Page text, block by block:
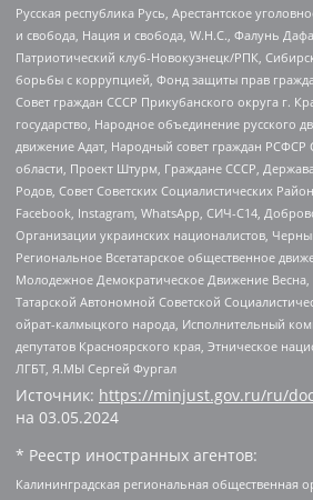
Русская республика Русь, Арестантское
и свобода, Нация и свобода, W.H.С., Фалунь
Патриотический клуб-Новокузнецк/РПК,
борьбы с коррупцией, Фонд защиты прав
Совет граждан СССР Прикубанского округа г.
государство, Народное объединение русского
движение Адат, Народный совет граждан РСФСР
области, Проект Штурм, Граждане СССР,
Родов, Совет Советских Социалистических
Facebook, Instagram, WhatsApp, СИЧ-С14,
Организации украинских националистов,
Региональное Всетатарское общественное
Молодежное Демократическое Движение
Татарской Автономной Советской
ойрат-калмыцкого народа, Исполнительный
депутатов Красноярского края, Этническое
ЛГБТ, Я.МЫ Сергей Фургал
Источник: https://minjust.gov.ru/ru/
на 03.05.2024
* Реестр иностранных агентов:
Калининградская региональная общественная организация "Экозащита!-Женсовет", Фонд содействия защите прав и свобод граждан "Общественный вердикт", Фонд "Институт Развития Свободы Информации", Частное учреждение "Информационное агентство МЕМО. РУ", Региональная общественная организация "Общественная комиссия по сохранению наследия академика Сахарова", Фонд поддержки свободы прессы, Санкт-Петербургская общественная правозащитная организация "Гражданский контроль", Межрегиональная общественная организация "Информационно-просветительский центр "Мемориал", Региональный Фонд "Центр Защиты Прав Средств Массовой Информации", с 05.12.2023 Фонд "Центр Защиты Прав Средств массовой информации", Региональная общественная благотворительная организация помощи беженцам и мигрантам "Гражданское содействие", Негосударственное образовательное учреждение дополнительного профессионального образования (повышение квалификации) специалистов "АКАДЕМИЯ ПО ПРАВАМ ЧЕЛОВЕКА", Свердловская региональная общественная организация "Сутяжник", Автономная некоммерческая организация "Центр независимых социологических исследований", Союз общественных объединений "Российский исследовательский центр по правам человека", Региональное общественное учреждение научно-информационный центр "МЕМОРИАЛ", Некоммерческая организация "Фонд защиты гласности", Автономная некоммерческая организация "Институт прав человека", Городская общественная организация "Екатеринбургское общество "МЕМОРИАЛ", Городская общественная организация "Рязанское историко-просветительское и правозащитное общество "Мемориал" (Рязанский Мемориал), Челябинский региональный орган общественной самодеятельности – женское общественное объединение "Женщины Евразии", Челябинский региональный орган общественной самодеятельности "Уральская правозащитная группа", Фонд содействия защите здоровья и социальной справедливости имени Андрея Рылькова, Автономная Некоммерческая Организация "Аналитический Центр Юрия Левады", Автономная некоммерческая организация социальной поддержки населения "Проект Апрель", Региональная общественная организация помощи женщинам и детям, находящимся в кризисной ситуации "Информационно-методический центр "Анна", Фонд содействия развитию массовых коммуникаций и правовому просвещению "Так-так-Так", Фонд содействия устойчивому развитию "Серебряная тайга", Свердловский региональный общественный фонд социальных проектов "Новое время", "Idel.Реалии", Кавказ.Реалии, Крым.Реалии, Телеканал Настоящее Время, Татаро-башкирская служба Радио Свобода (Azatliq Radiosi), Радио Свободная Европа/Радио Свобода (PCE/PC), "Сибирь.Реалии", "Фактограф", Благотворительный фонд помощи осужденным и их семьям, Автономная некоммерческая организация "Институт глобализации и социальных движений", Фонд "В защиту прав заключенных", Частное учреждение "Центр поддержки и содействия развитию средств массовой информации", Пензенский региональный общественный благотворительный фонд "Гражданский союз", "Север.Реалии", Некоммерческая организация Фонд "Правовая инициатива", Общество с ограниченной ответственностью "Радио Свободная Европа/Радио Свобода", Чешское информационное агентство "MEDIUM-ORIENT", Красноярская региональная общественная организация "Мы против СПИДа", Камалягин Денис Николаевич, Маркелов Сергей Евгеньевич, Пономарев Лев Александрович, Савицкая Людмила Алексеевна, Автономная некоммерческая организация "Центр по работе с проблемой насилия "НАСИЛИЮ.НЕТ", Межрегиональный профессиональный союз работников здравоохранения "Альянс врачей", Юридическое лицо, зарегистрированное в Латвийской Республике, SIA "Medusa Project" (регистрационный номер 40103797863, дата регистрации 10.06.2014), Некоммерческая организация "Фонд по борьбе с коррупцией", Автономная некоммерческая организация "Институт права и публичной политики", Баданин Роман Сергеевич, Гликин Максим Александрович, Железнова Мария Михайловна, Лукьянова Юлия Сергеевна, Маетная Елизавета Витальевна, Маняхин Петр Борисович, Чуракова Ольга Владимировна, Ярош Юлия Петровна, Юридическое лицо "The Insider SIA", зарегистрированное в Риге, Латвийская Республика (дата регистрации 26.06.2015), являющееся администратором доменного имени интернет-издания "The Insider SIA", https://theins.ru, Постернак Алексей Евгеньевич, Рубин Михаил Аркадьевич, Анин Роман Александрович, Юридическое лицо Istories fonds, зарегистрированное в Латвийской Республике (регистрационный номер 50008295751, дата регистрации 24.02.2020), Великовский Дмитрий Александрович, Долинина Ирина Николаевна, Мароховская Алеся Алексеевна, Шлейнов Роман Юрьевич, Шмагун Олеся Валентиновна, Общество с ограниченной ответственностью "Альтаир 2021", Общество с ограниченной ответственностью "Вега 2021", Общество с ограниченной ответственностью "Главный редактор 2021", Общество с ограниченной ответственностью "Ромашки монолит", Важенков Артем Валерьевич, Ивановская областная общественная организация "Центр гендерных исследований", Гурман Юрий Альбертович, Медиапроект "ОВД-Инфо", Егоров Владимир Владимирович, Жилинский Владимир Александрович, Общество с ограниченной ответственностью "ЗП", Иванова София Юрьевна, Карезина Инна Павловна, Кильтау Екатерина Викторовна, Петров Алексей Викторович, Пискунов Сергей Евгеньевич, Смирнов Сергей Сергеевич, Тихонов Михаил Сергеевич, Общество с ограниченной ответственностью "ЖУРНАЛИСТ-ИНОСТРАННЫЙ АГЕНТ", Арапова Галина Юрьевна, Вольтская Татьяна Анатольевна, Американская компания "Mason G.E.S. Anonymous Foundation" (США), являющаяся владельцем интернет-издания https://mnews.world/, Компания "Stichting Bellingcat", зарегистрированная в Нидерландах (дата регистрации 11.07.2018), Захаров Андрей Вячеславович, Клепиковская Екатерина Дмитриевна, Общество с ограниченной ответственностью "МЕМО", Перл Роман Александрович, Симонов Евгений Алексеевич, Соловьева Елена Анатольевна, Сотников Даниил Владимирович, Сурначева Елизавета Дмитриевна, Автономная некоммерческая организация по защите прав человека и информированию населения "Якутия – Наше Мнение", Общество с ограниченной ответственностью "Москоу диджитал медиа", с 26.01.2023 Общество с ограниченной ответственностью "Чайка Белые сады", Ветошкина Валерия Валерьевна, Заговора Максим Александрович, Межрегиональное общественное движение "Российская ЛГБТ - сеть", Оленичев Максим Владимирович, Павлов Иван Юрьевич, Скворцова Елена Сергеевна, Общество с ограниченной ответственностью "Как бы инагент", Кочетков Игорь Викторович, Общество с ограниченной ответственностью "Честные выборы", Еланчик Олег Александрович, Общество с ограниченной ответственностью "Нобелевский